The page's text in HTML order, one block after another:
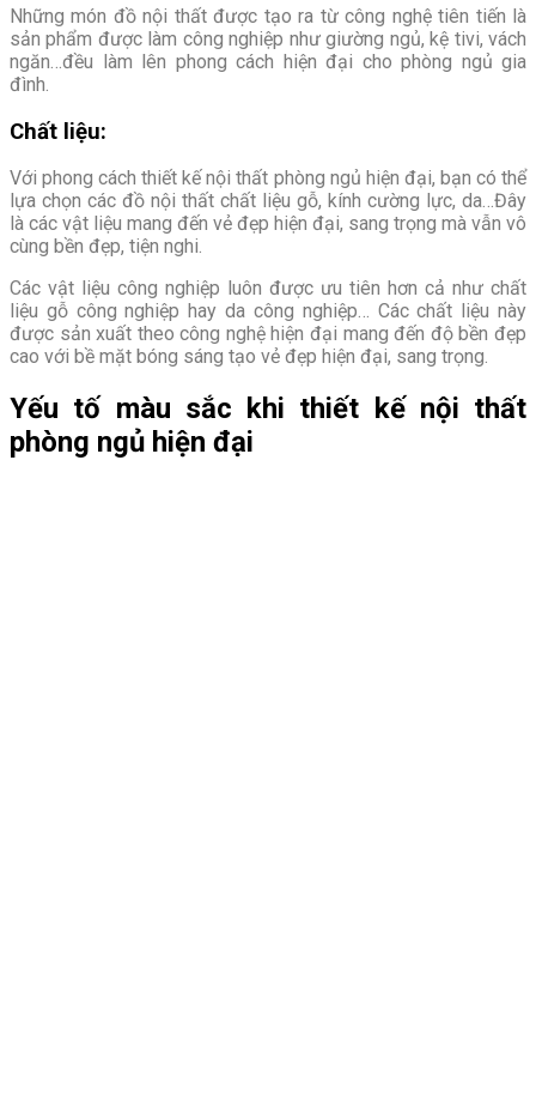
Những món đồ nội thất được tạo ra từ công nghệ tiên tiến là
sản phẩm được làm công nghiệp như giường ngủ, kệ tivi, vách
ngăn…đều làm lên phong cách hiện đại cho phòng ngủ gia
đình.
Chất liệu:
Với phong cách thiết kế nội thất phòng ngủ hiện đại, bạn có thể
lựa chọn các đồ nội thất chất liệu gỗ, kính cường lực, da…Đây
là các vật liệu mang đến vẻ đẹp hiện đại, sang trọng mà vẫn vô
cùng bền đẹp, tiện nghi.
Các vật liệu công nghiệp luôn được ưu tiên hơn cả như chất
liệu gỗ công nghiệp hay da công nghiệp… Các chất liệu này
được sản xuất theo công nghệ hiện đại mang đến độ bền đẹp
cao với bề mặt bóng sáng tạo vẻ đẹp hiện đại, sang trọng.
Yếu tố màu sắc khi thiết kế nội thất
phòng ngủ hiện đại